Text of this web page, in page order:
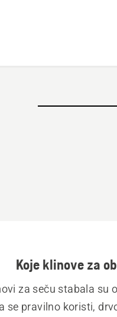
Koje klinove za
za seču stabala su
se pravilno koristi,